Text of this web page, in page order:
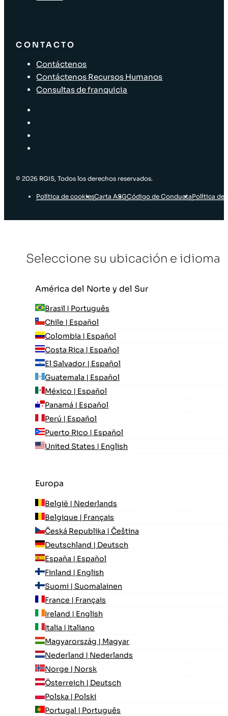
CONTACTO
Contáctenos
Contáctenos Recursos Humanos
Consultas de franquicia
© 2026 RGIS, Todos los derechos reservados.
Política de cookiesCarta ASGCódigo de ConductaPolítica de
Seleccione su ubicación e idioma
América del Norte y del Sur
Brasil | Português
Chile | Español
Colombia | Español
Costa Rica | Español
El Salvador | Español
Guatemala | Español
México | Español
Panamá | Español
Perú | Español
Puerto Rico | Español
United States | English
Europa
België | Nederlands
Belgique | Français
Česká Republika | Čeština
Deutschland | Deutsch
España | Español
Finland | English
Suomi | Suomalainen
France | Français
Ireland | English
Italia | Italiano
Magyarország | Magyar
Nederland | Nederlands
Norge | Norsk
Österreich | Deutsch
Polska | Polski
Portugal | Português